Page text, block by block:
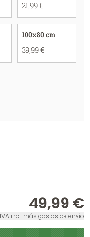
21,99 €
100x80 cm
39,99 €
49,99 €
IVA incl. más gastos de envío